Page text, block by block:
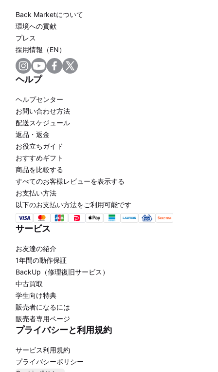
Back Marketについて
環境への貢献
プレス
採用情報（EN）
ヘルプ
ヘルプセンター
お問い合わせ方法
配送スケジュール
返品・返金
お役立ちガイド
おすすめギフト
商品を比較する
すべてのお客様レビューを表示する
お支払い方法
以下のお支払い方法をご利用可能です
サービス
お友達の紹介
1年間の動作保証
BackUp（修理復旧サービス）
中古買取
学生向け特典
販売者になるには
販売者専用ページ
プライバシーと利用規約
サービス利用規約
プライバシーポリシー